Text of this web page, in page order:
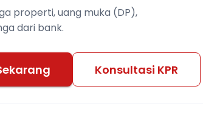
properti, uang muka (DP),
dari bank.
Konsultasi KPR